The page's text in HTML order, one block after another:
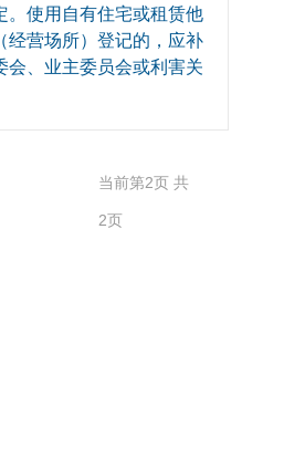
。使用自有住宅或租赁他
经营场所）登记的，应补
会、业主委员会或利害关
当前第2页 共
2页